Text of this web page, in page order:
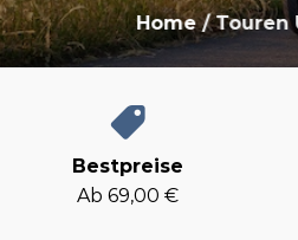
Home/ Touren
Touren Düsseldorf
abwechslungsreiche
und Profis.
Bestpreise
Ab 69,00 €